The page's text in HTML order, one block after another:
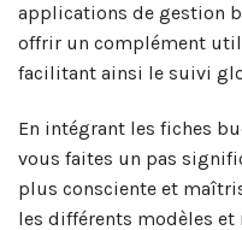
applications de gestion
offrir un complément
facilitant ainsi le suivi
En intégrant les fiches
vous faites un pas
plus consciente et
les différents modèles